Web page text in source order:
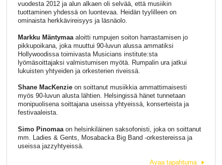
vuodesta 2012 ja alun alkaen oli selvää, että musiikin
tuottaminen yhdessä on luontevaa. Heidän tyylilleen on
ominaista herkkävireisyys ja läsnäolo.
Markku Mäntymaaaloitti rumpujen soiton harrastamisen jo
pikkupoikana, joka muuttui 90-luvun alussa ammatiksi
Hollywoodissa toimivasta Musicians institute:sta
lyömäsoittajaksi valmistumisen myötä. Rumpalin ura jatkui
lukuisten yhtyeiden ja orkesterien riveissä.
Shane MacKenzieon soittanut musiikkia ammattimaisesti
myös 90-luvun alusta lähtien. Helsingissä hänet tunnetaan
monipuolisena soittajana useissa yhtyeissä, konserteista ja
festivaaleista.
Simo Pinomaaon helsinkiläinen saksofonisti, joka on soittanut
mm. Ladies & Gents, Mosabacka Big Band -orkestereissa ja
useissa jazzyhtyeissä.
Avaa tapahtuma